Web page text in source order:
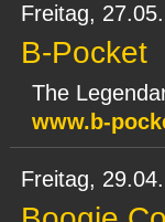
Freitag,
B-Pocket
The
www.b-
Freitag,